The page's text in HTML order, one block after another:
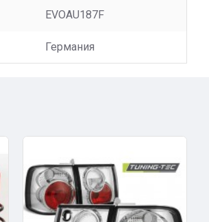
EVOAU187F
Германия